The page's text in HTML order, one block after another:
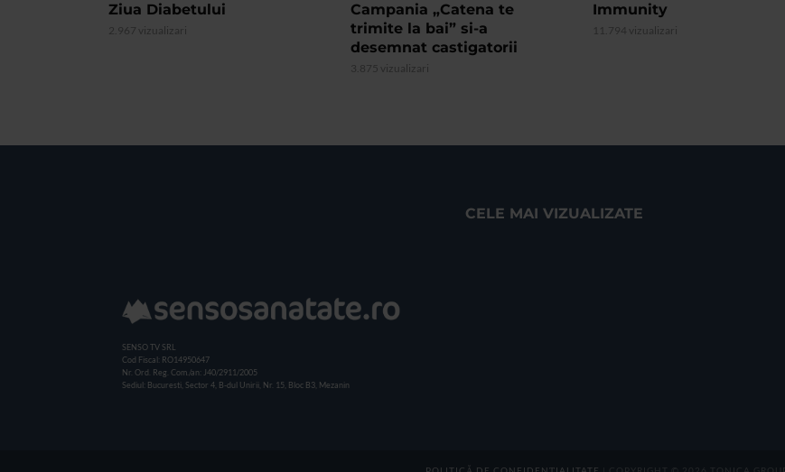
Ziua Diabetului
2.967 vizualizari
Campania „Catena te
trimite la bai” si-a
desemnat castigatorii
3.875 vizualizari
Immunity
11.794 vizualizari
SENSO TV SRL
Cod Fiscal: RO14950647
Nr. Ord. Reg. Com./an: J40/2911/2005
Sediul: Bucuresti, Sector 4, B-dul Unirii, Nr. 15, Bloc B3, Mezanin
CELE MAI VIZUALIZATE